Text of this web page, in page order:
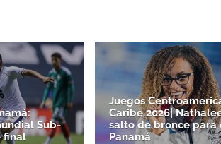
Sub-
final
Juegos
Caribe 2026|
salto de bronce para
Panamá